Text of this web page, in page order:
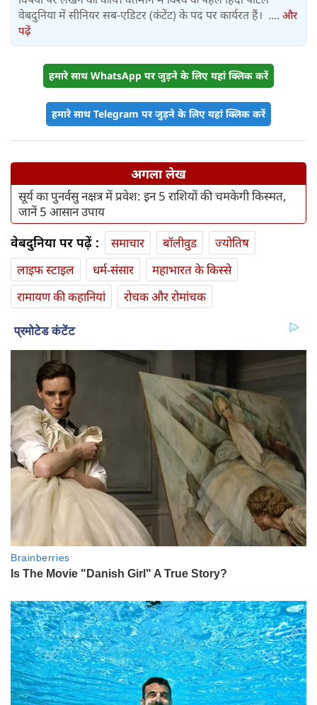
वेबदुनिया में सीनियर सब-एडिटर (कंटेंट) के पद पर कार्यरत हैं। .... और
पढ़ें
हमारे साथ WhatsApp पर जुड़ने के लिए यहां क्लिक करें
हमारे साथ Telegram पर जुड़ने के लिए यहां क्लिक करें
अगला लेख
सूर्य का पुनर्वसु नक्षत्र में प्रवेश: इन 5 राशियों की चमकेगी किस्मत,
जानें 5 आसान उपाय
वेबदुनिया पर पढ़ें : समाचार बॉलीवुड
ज्योतिष
लाइफ स्‍टाइल
धर्म-संसार
महाभारत के किस्से
रामायण की कहानियां
रोचक और रोमांचक